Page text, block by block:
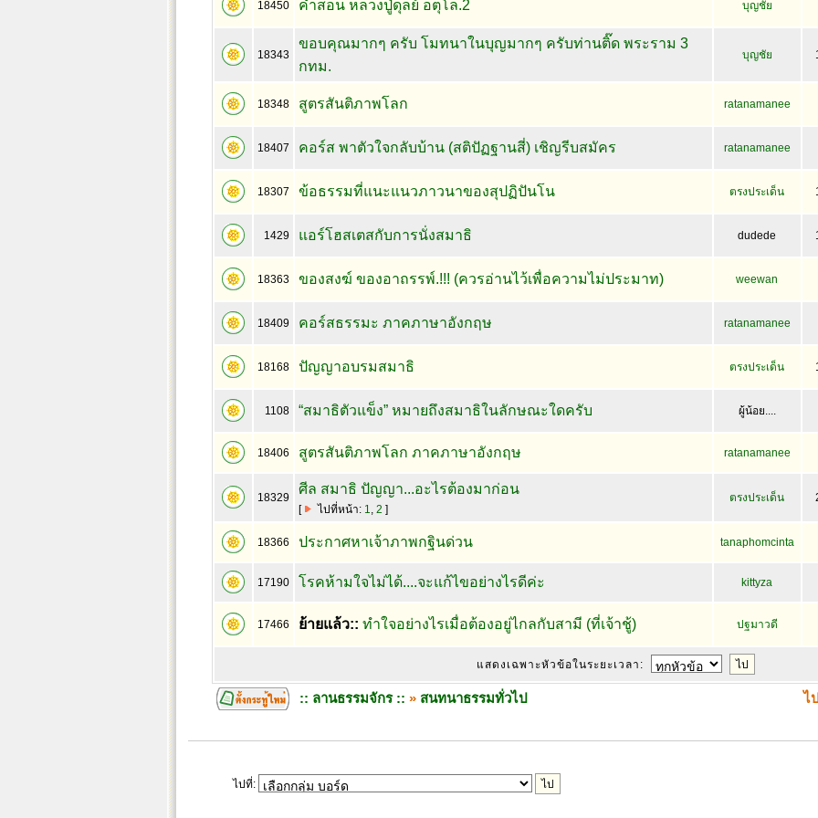
18450 คำสอน หลวงปู่ดุลย์ อตุโล.2 บุญชัย
18343
ขอบคุณมากๆ ครับ โมทนาในบุญมากๆ ครับท่านติ๊ด พระราม 3
กทม.
บุญชัย
18348 สูตรสันติภาพโลก ratanamanee
18407 คอร์ส พาตัวใจกลับบ้าน (สติปัฏฐานสี่) เชิญรีบสมัคร ratanamanee
18307 ข้อธรรมที่แนะแนวภาวนาของสุปฏิปันโน ตรงประเด็น
1429 แอร์โฮสเตสกับการนั่งสมาธิ dudede
18363 ของสงฆ์ ของอาถรรพ์.!!! (ควรอ่านไว้เพื่อความไม่ประมาท) weewan
18409 คอร์สธรรมะ ภาคภาษาอังกฤษ ratanamanee
18168 ปัญญาอบรมสมาธิ ตรงประเด็น
1108 “สมาธิตัวแข็ง” หมายถึงสมาธิในลักษณะใดครับ ผู้น้อย....
18406 สูตรสันติภาพโลก ภาคภาษาอังกฤษ ratanamanee
18329
ศีล สมาธิ ปัญญา...อะไรต้องมาก่อน
[ ไปที่หน้า: 1, 2 ]
ตรงประเด็น
18366 ประกาศหาเจ้าภาพกฐินด่วน tanaphomcinta
17190 โรคห้ามใจไม่ได้....จะแก้ไขอย่างไรดีค่ะ kittyza
17466 ย้ายแล้ว:: ทำใจอย่างไรเมื่อต้องอยู่ไกลกับสามี (ที่เจ้าชู้) ปฐมาวดี
แสดงเฉพาะหัวข้อในระยะเวลา:
:: ลานธรรมจักร :: » สนทนาธรรมทั่วไป ไ
ไปที่: